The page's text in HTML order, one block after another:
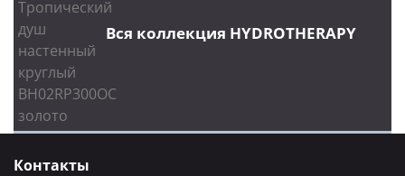
Вся коллекция HYDROTHERAPY
Контакты